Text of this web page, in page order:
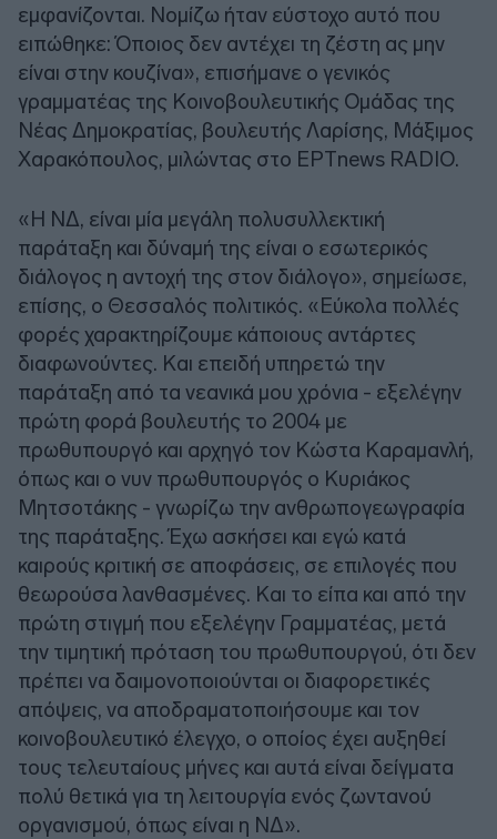
εμφανίζονται. Νομίζω ήταν εύστοχο αυτό που
ειπώθηκε: Όποιος δεν αντέχει τη ζέστη ας μην
είναι στην κουζίνα», επισήμανε ο γενικός
γραμματέας της Κοινοβουλευτικής Ομάδας της
Νέας Δημοκρατίας, βουλευτής Λαρίσης, Μάξιμος
Χαρακόπουλος, μιλώντας στο ΕΡΤnews RADIO.
«Η ΝΔ, είναι μία μεγάλη πολυσυλλεκτική
παράταξη και δύναμή της είναι ο εσωτερικός
διάλογος η αντοχή της στον διάλογο», σημείωσε,
επίσης, ο Θεσσαλός πολιτικός. «Εύκολα πολλές
φορές χαρακτηρίζουμε κάποιους αντάρτες
διαφωνούντες. Και επειδή υπηρετώ την
παράταξη από τα νεανικά μου χρόνια - εξελέγην
πρώτη φορά βουλευτής το 2004 με
πρωθυπουργό και αρχηγό τον Κώστα Καραμανλή,
όπως και ο νυν πρωθυπουργός ο Κυριάκος
Μητσοτάκης - γνωρίζω την ανθρωπογεωγραφία
της παράταξης. Έχω ασκήσει και εγώ κατά
καιρούς κριτική σε αποφάσεις, σε επιλογές που
θεωρούσα λανθασμένες. Και το είπα και από την
πρώτη στιγμή που εξελέγην Γραμματέας, μετά
την τιμητική πρόταση του πρωθυπουργού, ότι δεν
πρέπει να δαιμονοποιούνται οι διαφορετικές
απόψεις, να αποδραματοποιήσουμε και τον
κοινοβουλευτικό έλεγχο, ο οποίος έχει αυξηθεί
τους τελευταίους μήνες και αυτά είναι δείγματα
πολύ θετικά για τη λειτουργία ενός ζωντανού
οργανισμού, όπως είναι η ΝΔ».